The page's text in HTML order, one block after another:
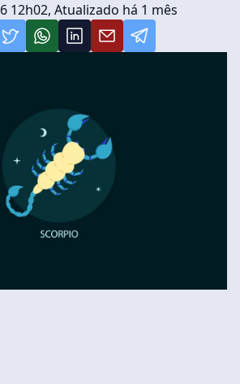
12h02, Atualizado há 1 mês